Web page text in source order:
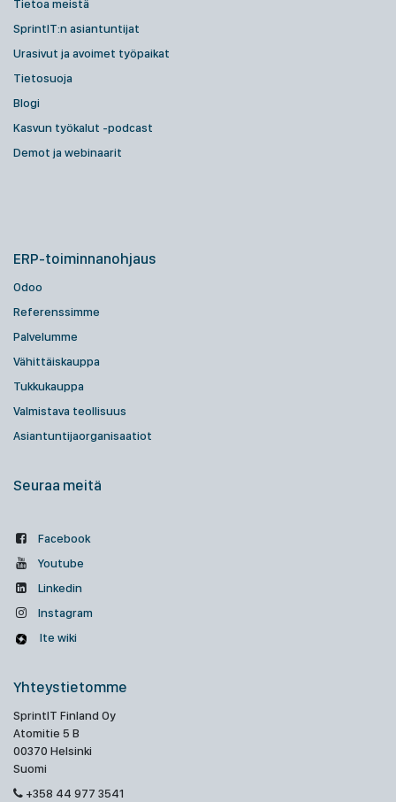
Tietoa meistä
SprintIT:n asiantuntijat
Urasivut ja avoimet työpaikat
Tietosuoja
Blogi
Kasvun työkalut -podcast
Demot ja webinaarit
ERP-toiminnanohjaus
Odoo
Referenssimme
Palvelumme
Vähittäiskauppa
Tukkukauppa
Valmistava teollisuus
Asiantuntijaorganisaatiot
Seuraa meitä
Facebook
Youtube
Linkedin
Instagram
Ite wiki
Yhteystietomme
SprintIT Finland Oy
Atomitie 5 B
00370 Helsinki
Suomi
+358 44 977 3541